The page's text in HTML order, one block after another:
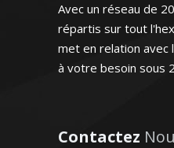
Madame P.
de
Avec un réseau de
répartis sur tout
met en relation
à votre besoin sous
Contactez